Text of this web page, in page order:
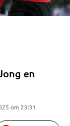
en
om 23:31